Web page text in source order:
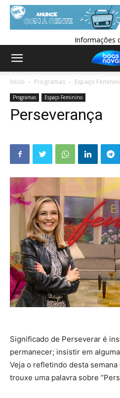
Informações
Início Programas Espaço
Programas Espaço Feminino
Perseverança
Significado de Perseverar é
permanecer; insistir em
Veja o refletindo desta
trouxe uma palavra sobre